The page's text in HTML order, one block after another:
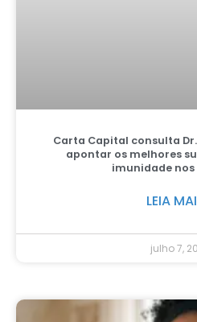
Carta Capital consulta
apontar os melhores
imunidade
LEIA
julho 7,